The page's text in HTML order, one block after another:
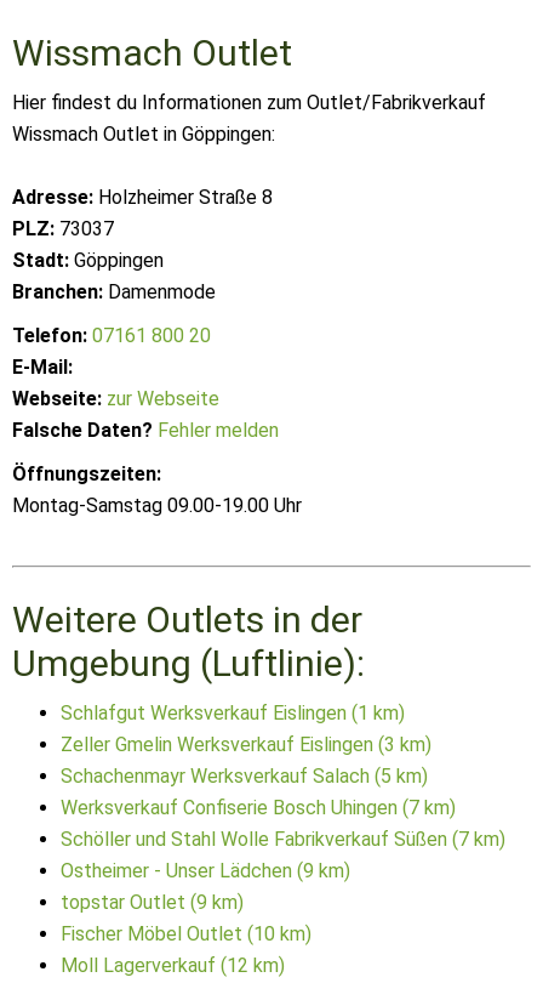
Wissmach Outlet
Hier findest du Informationen zum Outlet/Fabrikverkauf
Wissmach Outlet in Göppingen:
Adresse: Holzheimer Straße 8
PLZ: 73037
Stadt: Göppingen
Branchen: Damenmode
Telefon: 07161 800 20
E-Mail:
Webseite: zur Webseite
Falsche Daten? Fehler melden
Öffnungszeiten:
Montag-Samstag 09.00-19.00 Uhr
Weitere Outlets in der
Umgebung (Luftlinie):
Schlafgut Werksverkauf Eislingen (1 km)
Zeller Gmelin Werksverkauf Eislingen (3 km)
Schachenmayr Werksverkauf Salach (5 km)
Werksverkauf Confiserie Bosch Uhingen (7 km)
Schöller und Stahl Wolle Fabrikverkauf Süßen (7 km)
Ostheimer - Unser Lädchen (9 km)
topstar Outlet (9 km)
Fischer Möbel Outlet (10 km)
Moll Lagerverkauf (12 km)